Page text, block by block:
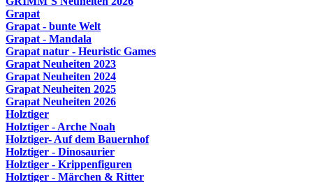
Grapat
Grapat - bunte Welt
Grapat - Mandala
Grapat natur - Heuristic Games
Grapat Neuheiten 2023
Grapat Neuheiten 2024
Grapat Neuheiten 2025
Grapat Neuheiten 2026
Holztiger
Holztiger - Arche Noah
Holztiger- Auf dem Bauernhof
Holztiger - Dinosaurier
Holztiger - Krippenfiguren
Holztiger - Märchen & Ritter